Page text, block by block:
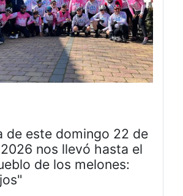
de este domingo 22 de
nos llevó hasta el
de los melones: